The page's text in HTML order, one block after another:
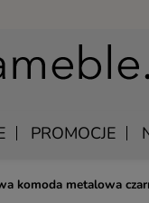
PROMOCJE
komoda metalowa